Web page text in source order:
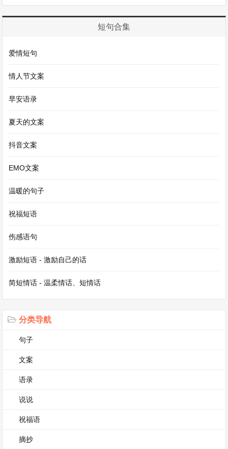
愁眉不展的时候，你总是耐心地给我讲解。你的思
在你的讲解下都变得简单易懂。有一次，数学考试
我考得很不理想，心情低落到了极点。你看到我垂
地鼓励我：“一次失败不算什么，我们一起努力，
下次一定能考好。”在你的帮助下，我的成绩逐渐
的态度。
你总会给我讲一些有趣的笑话或者分享你最近读到
的好玩的故事。你的笑声很有感染力，只要听到你
的小秘密。我们之间似乎总有说不完的话，分享不
完的快乐。
身在何方，这份珍贵的友谊都会永远留在我们心
中。因为有你，我的六年级生活变得丰富多彩；因
为有你，我学会了很多东西；因为有你，成长的道
短句合集
爱情短句
情人节文案
早安语录
夏天的文案
抖音文案
EMO文案
温暖的句子
祝福短语
伤感语句
激励短语 - 激励自己的话
简短情话 - 温柔情话、短情话
分类导航
句子
文案
语录
说说
祝福语
摘抄